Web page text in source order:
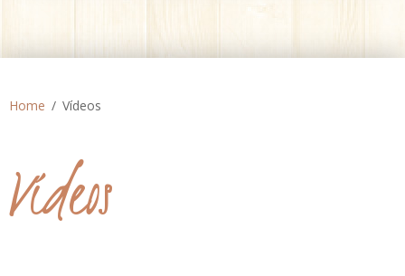
Home Vídeos
Vídeos